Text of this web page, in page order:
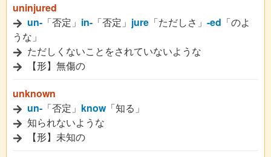
uninjured
un- 「否定」 in- 「否定」 jure 「ただしさ」 -ed 「のよ
うな」
ただしくないことをされていないような
【形】無傷の
unknown
un- 「否定」 know「知る」
知られないような
【形】未知の